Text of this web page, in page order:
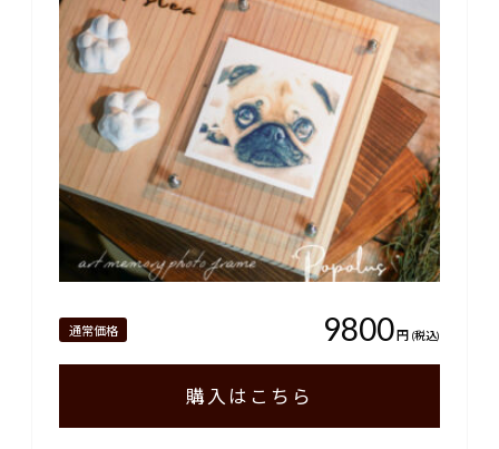
通常価格 9800円 (税込)
購入はこちら